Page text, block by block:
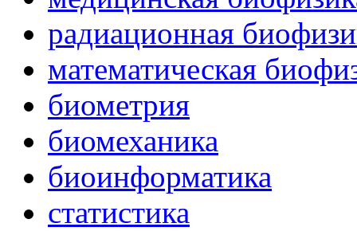
радиационная
математическая
биометрия
биомеханика
биоинформатика
статистика